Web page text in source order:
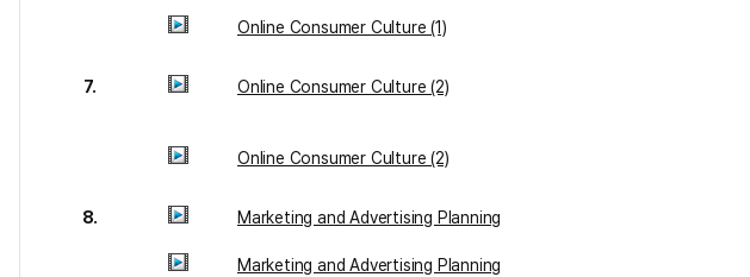
Online Consumer Culture (1)
7. Online Consumer Culture (2)
Online Consumer Culture (2)
8. Marketing and Advertising Planning
Marketing and Advertising Planning